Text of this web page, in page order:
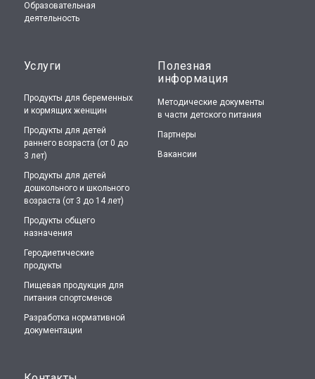
Образовательная
деятельность
Услуги
Продукты для беременных
и кормящих женщин
Продукты для детей
раннего возраста (от 0 до
3 лет)
Продукты для детей
дошкольного и школьного
возраста (от 3 до 14 лет)
Продукты общего
назначения
Геродиетические
продукты
Пищевая продукция для
питания спортсменов
Разработка нормативной
документации
Полезная
информация
Методические документы
в части детского питания
Партнеры
Вакансии